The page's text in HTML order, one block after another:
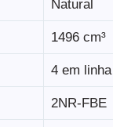
Natural
1496 cm³
4 em linha
2NR-FBE